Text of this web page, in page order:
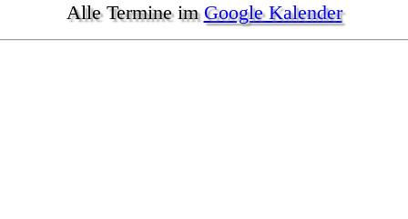
Alle Termine im Google Kalender